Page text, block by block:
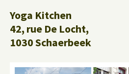
Yoga Kitchen
42, rue De Locht,
1030 Schaerbeek